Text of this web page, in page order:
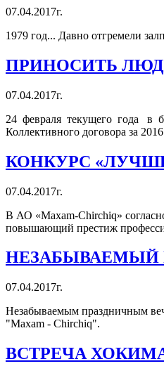
07.04.2017г.
1979 год... Давно отгремели
ПРИНОСИТЬ
07.04.2017г.
24 февраля текущего года в
Коллективного договора за
КОНКУРС
07.04.2017г.
В АО «Мaxam-Chirchiq»
повышающий престиж
НЕЗАБЫВАЕМЫЙ
07.04.2017г.
Незабываемым праздничным
"Maxam - Chirchiq".
ВСТРЕЧА